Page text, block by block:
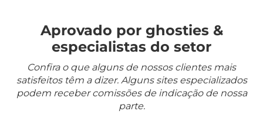
Aprovado por ghosties &
especialistas do setor
Confira o que alguns de nossos clientes mais
satisfeitos têm a dizer. Alguns sites especializados
podem receber comissões de indicação de nossa
parte.